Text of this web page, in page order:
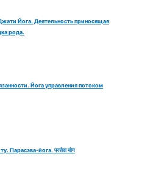
Йога. Деятельность приносящая
рода.
Йога управления потоком
Парасэва-йога. परसेवा योग